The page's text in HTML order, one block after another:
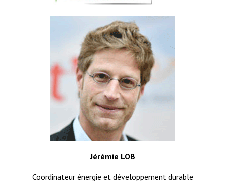
Jérémie LOB
Coordinateur énergie et développement durable